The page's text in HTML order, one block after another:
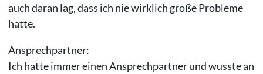
auch daran lag, dass ich nie wirklich große Probleme
hatte.
Ansprechpartner:
Ich hatte immer einen Ansprechpartner und wusste an